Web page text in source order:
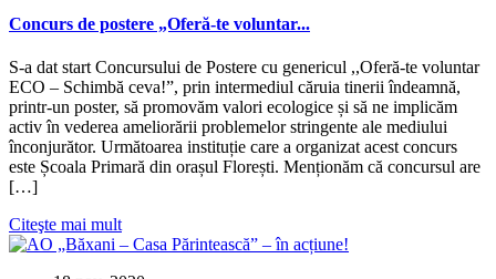
Concurs de postere „Oferă-te voluntar...
S-a dat start Concursului de Postere cu genericul ,,Oferă-te voluntar
ECO – Schimbă ceva!”, prin intermediul căruia tinerii îndeamnă,
printr-un poster, să promovăm valori ecologice și să ne implicăm
activ în vederea ameliorării problemelor stringente ale mediului
înconjurător. Următoarea instituție care a organizat acest concurs
este Școala Primară din orașul Florești. Menționăm că concursul are
[…]
Citeşte mai mult